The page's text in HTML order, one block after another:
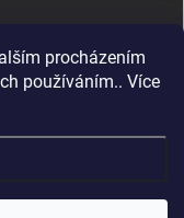
procházením
používáním.. Více